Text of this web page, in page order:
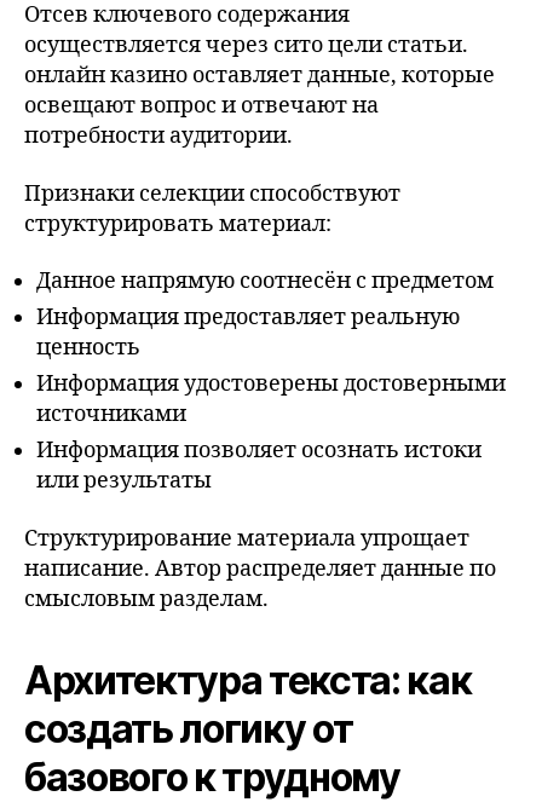
Отсев ключевого содержания
осуществляется через сито цели статьи.
онлайн казино оставляет данные, которые
освещают вопрос и отвечают на
потребности аудитории.
Признаки селекции способствуют
структурировать материал:
Данное напрямую соотнесён с предметом
Информация предоставляет реальную
ценность
Информация удостоверены достоверными
источниками
Информация позволяет осознать истоки
или результаты
Структурирование материала упрощает
написание. Автор распределяет данные по
смысловым разделам.
Архитектура текста: как
создать логику от
базового к трудному